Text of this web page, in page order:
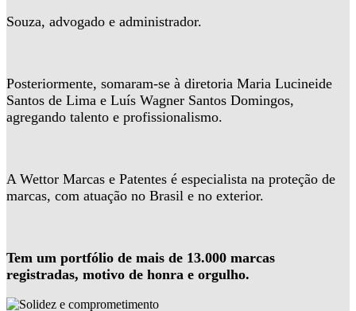
Souza, advogado e administrador.
Posteriormente, somaram-se à diretoria Maria Lucineide
Santos de Lima e Luís Wagner Santos Domingos,
agregando talento e profissionalismo.
A Wettor Marcas e Patentes é especialista na proteção de
marcas, com atuação no Brasil e no exterior.
Tem um portfólio de mais de 13.000 marcas
registradas, motivo de honra e orgulho.